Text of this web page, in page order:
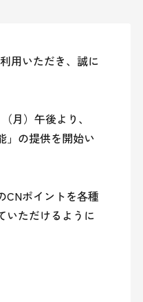
用いただき、誠に
月）午後より、
」の提供を開始い
CNポイントを各種
いただけるように